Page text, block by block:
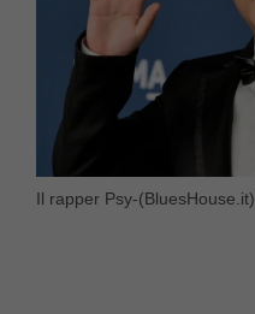
Il rapper Psy-(BluesHouse.it)